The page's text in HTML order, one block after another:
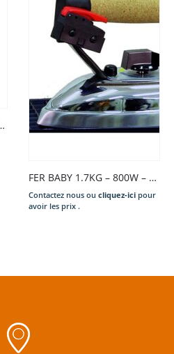
BLEU CIEL
FER BABY 1.7KG – 800W – Volt 230-1-50HZ
Contactez nous ou cliquez-ici pour
avoir les prix .